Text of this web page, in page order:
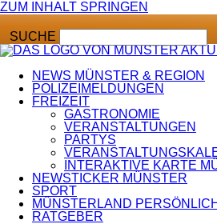
ZUM INHALT SPRINGEN
SUCHE
NEWS MÜNSTER & REGION
POLIZEIMELDUNGEN
FREIZEIT
GASTRONOMIE
VERANSTALTUNGEN
PARTYS
INTERAKTIVE KARTE
NEWSTICKER MÜNSTER
SPORT
MÜNSTERLAND PERSÖNLICH
RATGEBER